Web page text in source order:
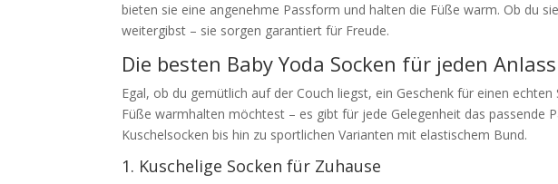
bieten sie eine angenehme Passform und halten die Füße warm. Ob du
weitergibst – sie sorgen garantiert für Freude.
Die besten Baby Yoda Socken für jeden Anlass
Egal, ob du gemütlich auf der Couch liegst, ein Geschenk für einen
Füße warmhalten möchtest – es gibt für jede Gelegenheit das passende
Kuschelsocken bis hin zu sportlichen Varianten mit elastischem Bund.
1. Kuschelige Socken für Zuhause